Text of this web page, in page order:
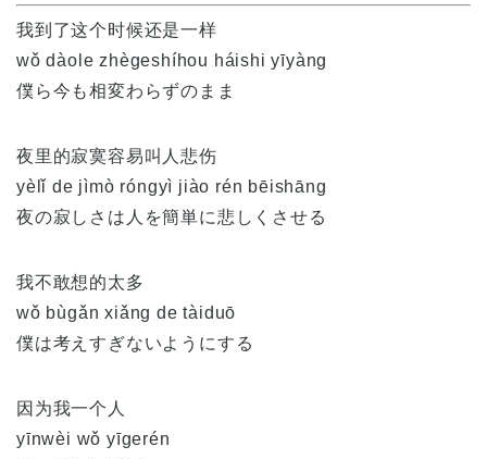
我到了这个时候还是一样
wǒ dàole zhègeshíhou háishi yīyàng
僕ら今も相変わらずのまま
夜里的寂寞容易叫人悲伤
yèlǐ de jìmò róngyì jiào rén bēishāng
夜の寂しさは人を簡単に悲しくさせる
我不敢想的太多
wǒ bùgǎn xiǎng de tàiduō
僕は考えすぎないようにする
因为我一个人
yīnwèi wǒ yīgerén